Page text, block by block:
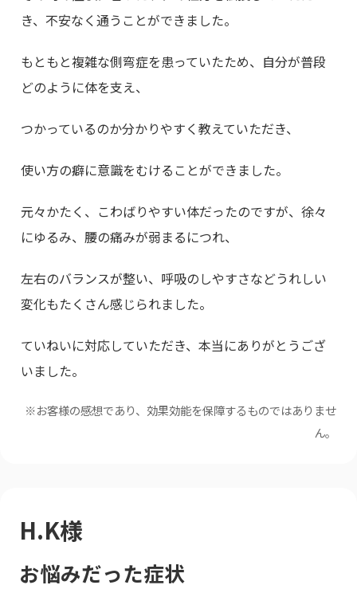
き、不安なく通うことができました。
もともと複雑な側弯症を患っていたため、自分が普段
どのように体を支え、
つかっているのか分かりやすく教えていただき、
使い方の癖に意識をむけることができました。
元々かたく、こわばりやすい体だったのですが、徐々
にゆるみ、腰の痛みが弱まるにつれ、
左右のバランスが整い、呼吸のしやすさなどうれしい
変化もたくさん感じられました。
ていねいに対応していただき、本当にありがとうござ
いました。
※お客様の感想であり、効果効能を保障するものではありませ
ん。
H.K様
お悩みだった症状